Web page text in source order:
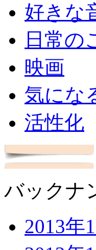
好きな
日常の
映画
気にな
活性化
バックナ
2013年